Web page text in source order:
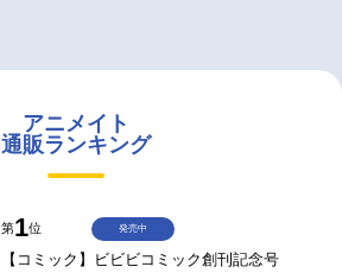
アニメイト
通販ランキング
第1位
【コミック】ビビビコミック創刊記念号
発売中